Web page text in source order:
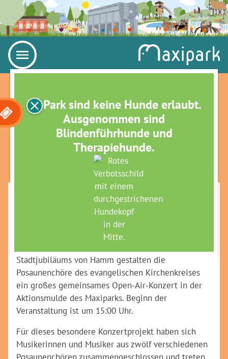
Im Park sind keine Hunde erlaubt.
Ausgenommen sind
Blindenführhunde und
Therapiehunde.
BLECHBLÄSERKONZERT IN
DER AKTIONSMULDE SÜD
Veranstaltungen»
Park Open-Air
Musik verbindet – und genau das wird am Samstag,
30. Mai, im Maximilianpark auf besondere Weise
Stadtjubiläums von Hamm gestalten die
Posaunenchöre des evangelischen Kirchenkreises
ein großes gemeinsames Open-Air-Konzert in der
Aktionsmulde des Maxiparks. Beginn der
Veranstaltung ist um 15:00 Uhr.
Für dieses besondere Konzertprojekt haben sich
Musikerinnen und Musiker aus zwölf verschiedenen